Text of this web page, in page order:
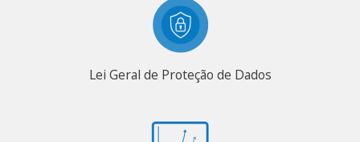
Lei Geral de Proteção de Dados